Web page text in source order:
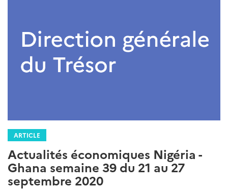
ARTICLE
Actualités économiques Nigéria -
Ghana semaine 39 du 21 au 27
septembre 2020